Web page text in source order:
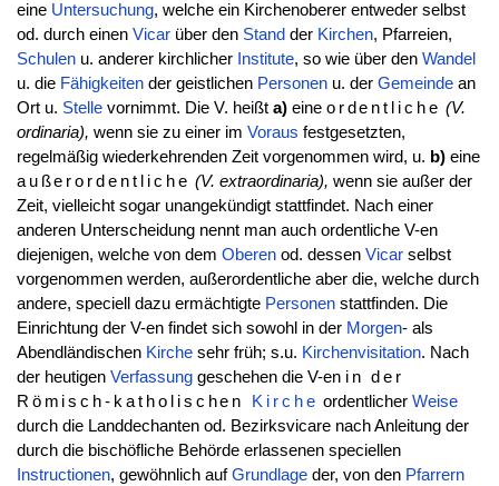
eine Untersuchung, welche ein Kirchenoberer entweder selbst
od. durch einen Vicarüber den Stand der Kirchen, Pfarreien,
Schulenu. anderer kirchlicher Institute, so wie über den Wandel
u. die Fähigkeitender geistlichen Personenu. der Gemeindean
Ort u. Stellevornimmt. Die V. heißt a)eine ordentliche (V.
ordinaria), wenn sie zu einer im Voraus festgesetzten,
regelmäßig wiederkehrenden Zeit vorgenommen wird, u. b)eine
außerordentliche (V. extraordinaria), wenn sie außer der
Zeit, vielleicht sogar unangekündigt stattfindet. Nach einer
anderen Unterscheidung nennt man auch ordentliche V-en
diejenigen, welche von dem Oberenod. dessen Vicarselbst
vorgenommen werden, außerordentliche aber die, welche durch
andere, speciell dazu ermächtigte Personenstattfinden. Die
Einrichtung der V-en findet sich sowohl in der Morgen- als
Abendländischen Kirchesehr früh; s.u. Kirchenvisitation. Nach
der heutigen Verfassunggeschehen die V-en in der
Römisch-katholischen
Kirche ordentlicher Weise
durch die Landdechanten od. Bezirksvicare nach Anleitung der
durch die bischöfliche Behörde erlassenen speciellen
Instructionen, gewöhnlich aufGrundlageder, von den Pfarrern